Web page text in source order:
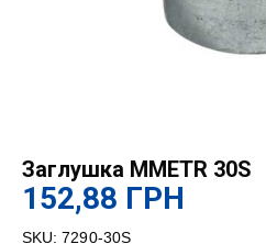
Заглушка MMETR 30S
152,88 ГРН
SKU: 7290-30S